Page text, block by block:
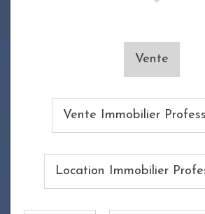
Vente
Vente Immobilier
Location Immobilier